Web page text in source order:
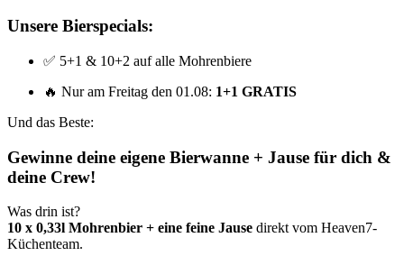
Unsere Bierspecials:
✅ 5+1 & 10+2 auf alle Mohrenbiere
🔥 Nur am Freitag den 01.08: 1+1 GRATIS
Und das Beste:
Gewinne deine eigene Bierwanne + Jause für dich &
deine Crew!
Was drin ist?
10 x 0,33l Mohrenbier + eine feine Jause direkt vom Heaven7-
Küchenteam.